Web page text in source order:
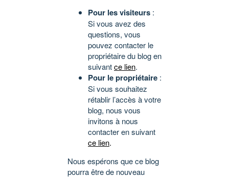
Pour les visiteurs :
Si vous avez des
questions, vous
pouvez contacter le
propriétaire du blog en
suivantce lien.
Pour le propriétaire :
Si vous souhaitez
rétablir l’accès à votre
blog, nous vous
invitons à nous
contacter en suivant
ce lien.
Nous espérons que ce blog
pourra être de nouveau